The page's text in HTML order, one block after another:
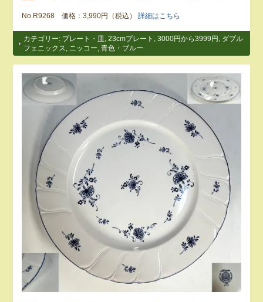
No.R9268 価格：3,990円（税込）詳細はこちら
カテゴリー: プレート・皿 ,23cmプレート ,3000円から3999円
ダブル
フェニックス
ニッコー ,青色・ブルー